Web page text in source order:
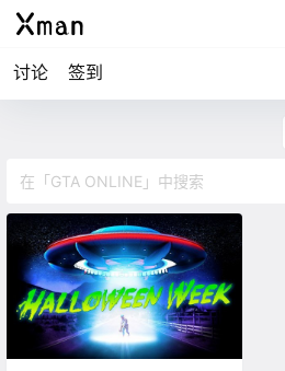
讨论 签到